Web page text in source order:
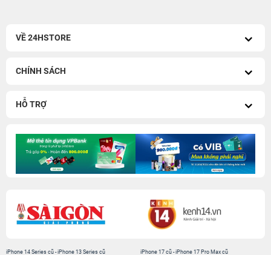
VỀ 24HSTORE
CHÍNH SÁCH
HỖ TRỢ
iPhone 14 Series cũ -iPhone 13 Series cũ
iPhone 17 cũ-iPhone 17 Pro Max cũ